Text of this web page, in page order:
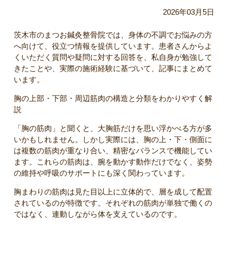
2026年03月5日
茨木市のまつお鍼灸整骨院では、身体の不調でお悩みの方
へ向けて、役立つ情報を提供しています。患者さんからよ
くいただく質問や疑問に対する回答を、私自身が勉強して
きたことや、実際の施術経験に基づいて、記事にまとめて
います。
胸の上部・下部・周辺筋肉の構造と分類をわかりやすく解
説
「胸の筋肉」と聞くと、大胸筋だけを思い浮かべる方が多
いかもしれません。しかし実際には、胸の上・下・側面に
は複数の筋肉が重なり合い、精密なバランスで機能してい
ます。これらの筋肉は、腕を動かす動作だけでなく、姿勢
の維持や呼吸のサポートにも深く関わっています。
胸まわりの筋肉は見た目以上に立体的で、層を成して配置
されているのが特徴です。それぞれの筋肉が単独で働くの
ではなく、連動しながら体を支えているのです。